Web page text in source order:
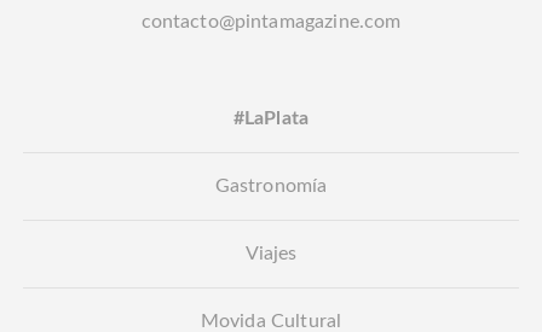
contacto@pintamagazine.com
#LaPlata
Gastronomía
Viajes
Movida Cultural